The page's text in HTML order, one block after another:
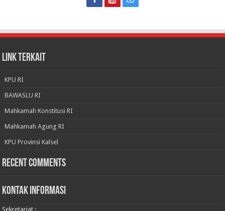
LINK TERKAIT
KPU RI
BAWASLU RI
Mahkamah Konstitusi RI
Mahkamah Agung RI
KPU Provinsi Kalsel
Recent Comments
KONTAK INFORMASI
Sekretariat :